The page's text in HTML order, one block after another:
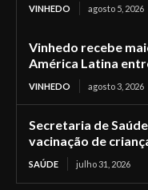
VINHEDO agosto 5, 2026
Vinhedo recebe
América Latina
VINHEDO agosto 3, 2026
Secretaria de
vacinação de
SAÚDE julho 31, 2026